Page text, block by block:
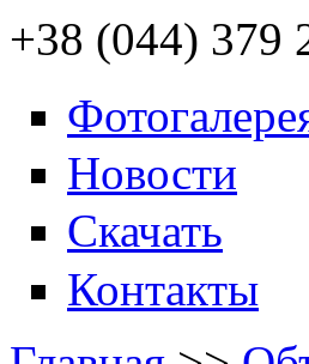
+38 (044) 379
Новости
Скачать
Контакты